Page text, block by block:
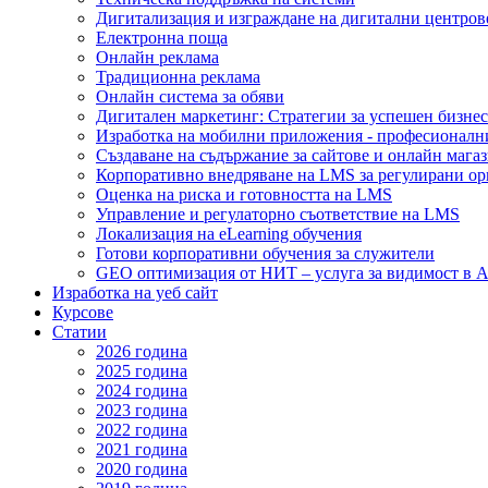
Дигитализация и изграждане на дигитални
Електронна поща
Онлайн реклама
Традиционна реклама
Онлайн система за обяви
Дигитален маркетинг: Стратегии за успешен бизнес
Изработка на мобилни приложения -
Създаване на съдържание за сайтове и онлайн
Корпоративно внедряване на LMS за регулирани
Оценка на риска и готовността на LMS
Управление и регулаторно съответствие на LMS
Локализация на eLearning обучения
Готови корпоративни обучения за служители
GEO оптимизация от НИТ – услуга за видимост в
Изработка на уеб сайт
Курсове
Статии
2026 година
2025 година
2024 година
2023 година
2022 година
2021 година
2020 година